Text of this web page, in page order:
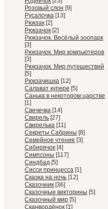
Розовый слон [9]
Русалочка [13]
Рюкзак [2]
Рюкзачок [2]
Рюкзачок. Весёлый зоопарк
[3]
Рюкзачок. Мир компьютеров
[3]
Рюкзачок. Мир путешествий
[5]
Рюкзачишка [12]
Салават купере [5]
Санька в некотором царстве
[1]
Свечечка [14]
Свирель [27]
Свирелька [11]
Секреты Сабрины [8]
Семейное чтение [3]
Сибирячок [4]
Симпсоны [117]
Синдбад [5]
Сисси принцесса [1]
Сказка на ночь [12]
Сказочник [36]
Сказочные викторины [5]
Сказочный мир [5]
Сканвордёнок [1]